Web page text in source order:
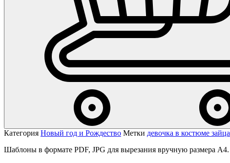
Категория Новый год и Рождество Метки девочка в костюме зайца
Шаблоны в формате PDF, JPG для вырезания вручную размера А4.